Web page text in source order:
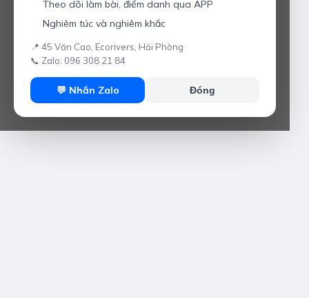
Theo dõi làm bài, điểm danh qua APP
Nghiêm túc và nghiêm khắc
📍 45 Văn Cao, Ecorivers, Hải Phòng
📞 Zalo: 096 308 21 84
💬 Nhắn Zalo Đóng